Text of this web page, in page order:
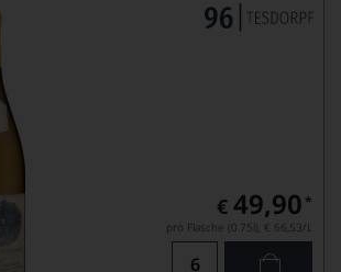
€ 49,90 *
pro Flasche (0.75l), € 66,53/L